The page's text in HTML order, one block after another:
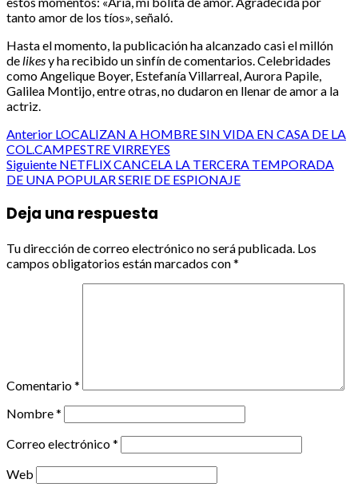
tanto amor de los tíos», señaló.
Hasta el momento, la publicación ha alcanzado casi el millón
delikesy ha recibido un sinfín de comentarios. Celebridades
como Angelique Boyer, Estefanía Villarreal, Aurora Papile,
Galilea Montijo, entre otras, no dudaron en llenar de amor a la
actriz.
Post
navigation
Anterior LOCALIZAN A HOMBRE SIN VIDA EN CASA DE LA
COL.CAMPESTRE VIRREYES
Siguiente NETFLIX CANCELA LA TERCERA TEMPORADA
DE UNA POPULAR SERIE DE ESPIONAJE
Deja una respuesta
Tu dirección de correo electrónico no será publicada. Los
campos obligatorios están marcados con*
Comentario*
Nombre*
Correo electrónico*
Web